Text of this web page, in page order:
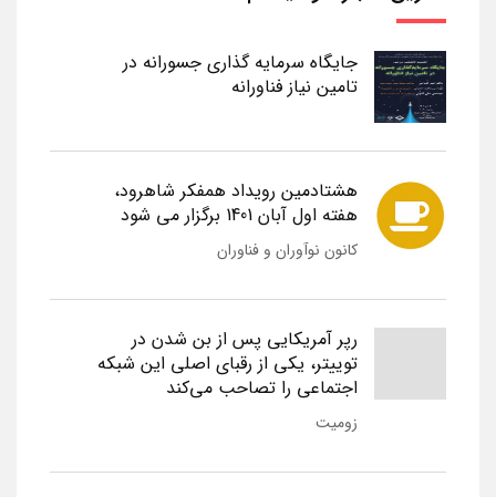
جایگاه سرمایه گذاری جسورانه در
تامین نیاز فناورانه
هشتادمین رویداد همفکر شاهرود،
هفته اول آبان 1401 برگزار می شود
کانون نوآوران و فناوران
رپر آمریکایی پس از بن شدن در
توییتر، یکی از رقبای اصلی این شبکه
اجتماعی را تصاحب می‌کند
زومیت